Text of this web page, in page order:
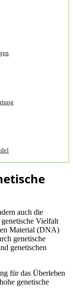
auch die
Vielfalt
Material (DNA)
genetische
genetischen
für das Überleben
genetische